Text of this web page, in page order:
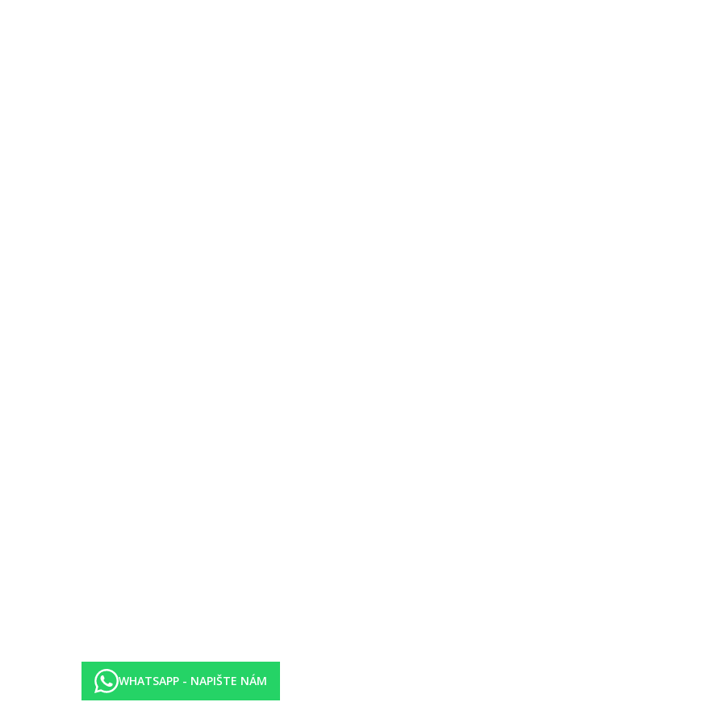
využívat také úschovnu zavazadel. Ve veřejných prostorách hotelu i na pokojích je dostupné WiFi připojení
pohodlí a relaxaci. Každý pokoj je vybaven vlastním sociálním zařízením a koupelnou se sprchou či vanou. Pokoje disponují také
nebo terasou a jsou plně klimatizovány. Na pokojích je dostupné WiFi připojení. Pokoje Superior jsou prostornější (25 m2) a Suita má
u jednotlivých termínů
pro vás k dispozici lehátka a slunečníky. U bazénu se nachází bar s nabídkou osvěžujících nápojů. Udržujte se v kondici v plně vybavené
Pro nejmenší hosty je zde dětské hřiště a také vnitřní herní koutek se systémem PlayStation 4 s připojením k internetu. Pokud máte chuť
se vším, od pronájmu auta až po plánování výletů, a doporučí vám ta nejlepší místa na ostrově
WHATSAPP - NAPIŠTE NÁM